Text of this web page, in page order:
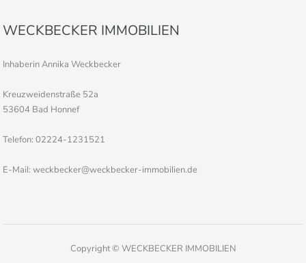
WECKBECKER IMMOBILIEN
Inhaberin Annika Weckbecker
Kreuzweidenstraße 52a
53604 Bad Honnef
Telefon: 02224-1231521
E-Mail: weckbecker@weckbecker-immobilien.de
Copyright © WECKBECKER IMMOBILIEN